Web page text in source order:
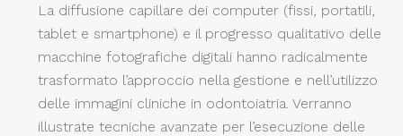
La diffusione capillare dei computer (fissi, portatili,
tablet e smartphone) e il progresso qualitativo delle
macchine fotografiche digitali hanno radicalmente
trasformato l’approccio nella gestione e nell’utilizzo
delle immagini cliniche in odontoiatria. Verranno
illustrate tecniche avanzate per l’esecuzione delle